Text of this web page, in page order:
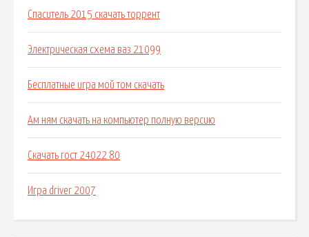
Спаситель 2015 скачать торрент
Электрическая схема ваз 21099
Бесплатные игра мой том скачать
Ам ням скачать на компьютер полную версию
Скачать гост 24022 80
Игра driver 2007